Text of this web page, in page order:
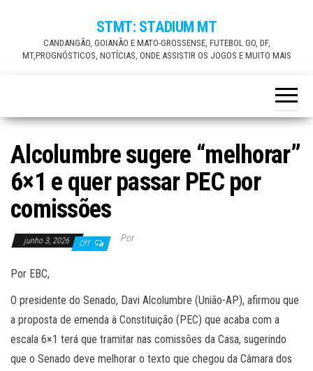
STMT: STADIUM MT
CANDANGÃO, GOIANÃO E MATO-GROSSENSE, FUTEBOL GO, DF,
MT,PROGNÓSTICOS, NOTÍCIAS, ONDE ASSISTIR OS JOGOS E MUITO MAIS
Alcolumbre sugere “melhorar”
6×1 e quer passar PEC por
comissões
junho 3, 2026 Off Por
Por EBC,
O presidente do Senado, Davi Alcolumbre (União-AP), afirmou que
a proposta de emenda à Constituição (PEC) que acaba com a
escala 6×1 terá que tramitar nas comissões da Casa, sugerindo
que o Senado deve melhorar o texto que chegou da Câmara dos